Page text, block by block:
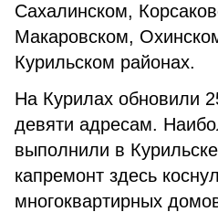
Сахалинском,
Макаровском,
Курильском районах.
На Курилах обновили
девяти адресам.
выполнили в
капремонт здесь
многоквартирных